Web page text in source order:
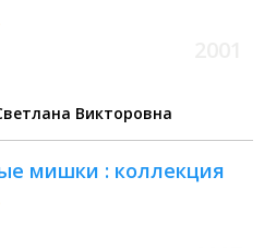
Викторовна
мишки : коллекция